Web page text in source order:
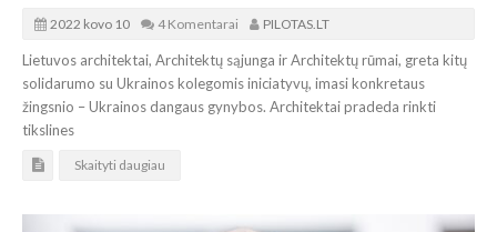
2022 kovo 10 4 Komentarai PILOTAS.LT
Lietuvos architektai, Architektų sąjunga ir Architektų rūmai, greta kitų
solidarumo su Ukrainos kolegomis iniciatyvų, imasi konkretaus
žingsnio – Ukrainos dangaus gynybos. Architektai pradeda rinkti
tikslines
Skaityti daugiau